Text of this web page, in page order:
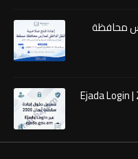
محافظة
تسجيل دخول إجادة سلطنة عمان 2026 | Ejada Login